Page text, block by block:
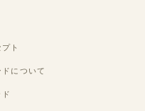
ト
について